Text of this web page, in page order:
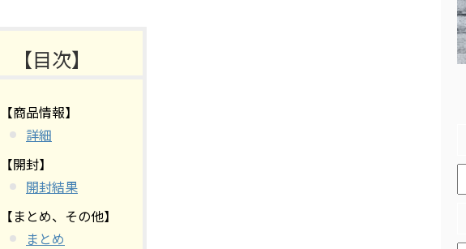
【目次】
【商品情報】
詳細
【開封】
開封結果
【まとめ、その他】
まとめ